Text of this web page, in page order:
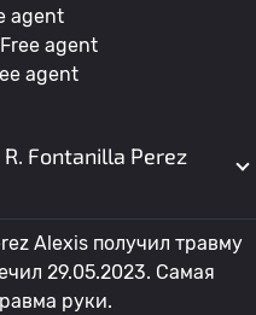
agent
agent
agent
Fontanilla Perez
Alexis получил травму
29.05.2023. Самая
руки.